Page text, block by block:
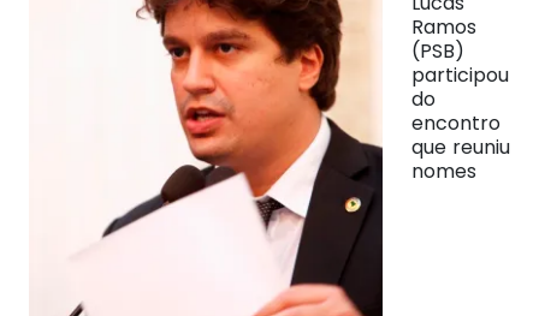
Ramos
(PSB)
participou
do
encontro
que reuniu
nomes